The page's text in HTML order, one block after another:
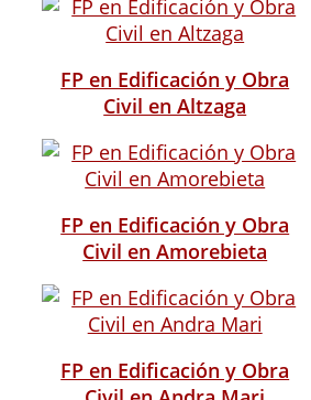
FP en Edificación y Obra
Civil en Altzaga
FP en Edificación y Obra
Civil en Amorebieta
FP en Edificación y Obra